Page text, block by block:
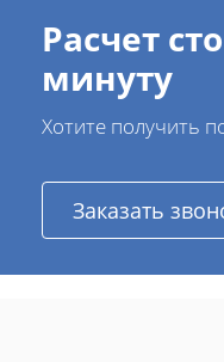
Расчет
минуту
Хотите получить
Заказать